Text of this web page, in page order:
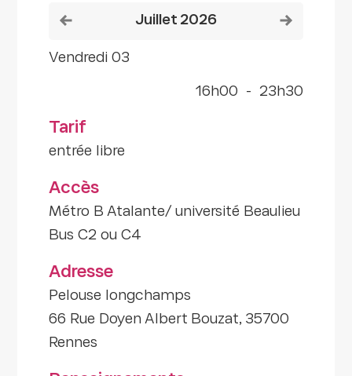
Voir le mois précédentjuillet 2026
vendredi 03
16h00 - 23h30
Tarif
entrée libre
Accès
Métro B Atalante/ université Beaulieu
Bus C2 ou C4
Adresse
Pelouse longchamps
66 Rue Doyen Albert Bouzat, 35700
Rennes